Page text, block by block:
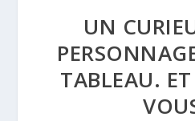
UN
TABLEAU.